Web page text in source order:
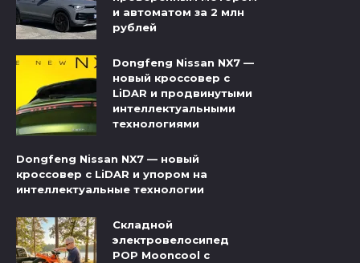
и автоматом за 2 млн
рублей
Dongfeng Nissan NX7 —
новый кроссовер с
LiDAR и продвинутыми
интеллектуальными
технологиями
Dongfeng Nissan NX7 — новый
кроссовер с LiDAR и упором на
интеллектуальные технологии
Складной
электровелосипед
POP Mooncool с